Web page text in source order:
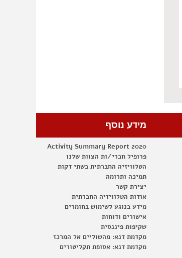
מידע נוסף
Activity Summary Report 2020
פרופיל חברי/ות הצוות שלנו
הטלוויזיה החברתית בשתי דקות
תמיכה ותרומה
יצירת קשר
אודות הטלוויזיה החברתית
מידע בנוגע לשימוש בחומרים
אישורים ודוחות
שקיפות פיננסית
מקדמת דנא: מהשוליים אל המרכז
מקדמת דנא: אסופת תקליטורים